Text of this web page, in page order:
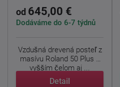
od 645,00 €
Dodáváme do 6-7 týdnů
Vzdušná drevená posteľ z
masívu Roland 50 Plus s
vyšším čelom aj ...
Detail